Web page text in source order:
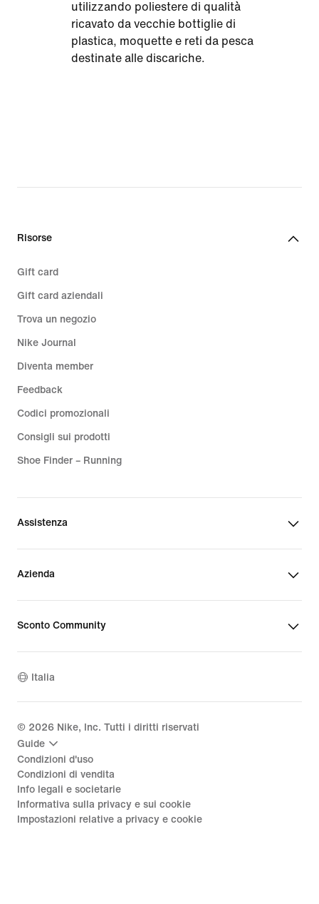
utilizzando poliestere di qualità
ricavato da vecchie bottiglie di
plastica, moquette e reti da pesca
destinate alle discariche.
Risorse
Gift card
Gift card aziendali
Trova un negozio
Nike Journal
Diventa member
Feedback
Codici promozionali
Consigli sui prodotti
Shoe Finder – Running
Assistenza
Azienda
Sconto Community
Italia
© 2026 Nike, Inc. Tutti i diritti riservati
Guide
Condizioni d'uso
Condizioni di vendita
Info legali e societarie
Informativa sulla privacy e sui cookie
Impostazioni relative a privacy e cookie